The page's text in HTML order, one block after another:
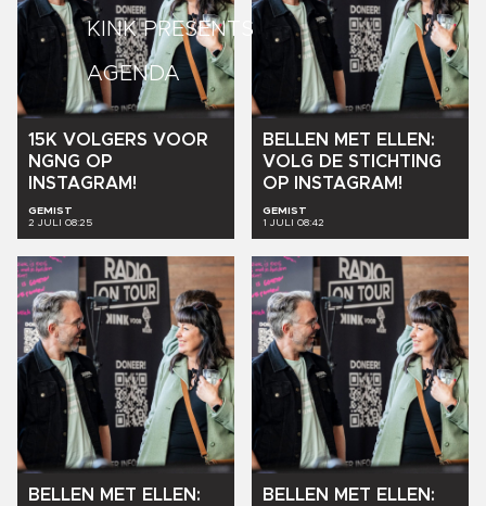
KINK PRESENTS
AGENDA
15K VOLGERS VOOR
NGNG OP
INSTAGRAM!
GEMIST
2 JULI 08:25
BELLEN MET ELLEN:
VOLG DE STICHTING
OP
INSTAGRAM!
GEMIST
1 JULI 08:42
BELLEN MET ELLEN:
BELLEN MET ELLEN: